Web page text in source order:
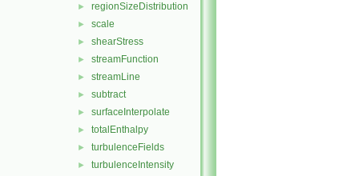
► regionSizeDistribution
► scale
► shearStress
► streamFunction
► streamLine
► subtract
► surfaceInterpolate
► totalEnthalpy
► turbulenceFields
► turbulenceIntensity